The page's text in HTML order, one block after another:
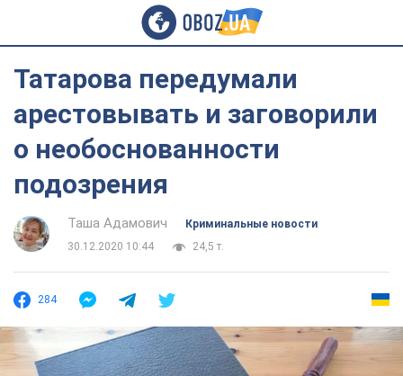
Татарова передумали
арестовывать и заговорили
о необоснованности
подозрения
Таша Адамович
Криминальные новости
30.12.2020 10:44
24,5 т.
284